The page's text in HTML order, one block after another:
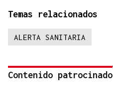
Temas relacionados
ALERTA SANITARIA
Contenido patrocinado